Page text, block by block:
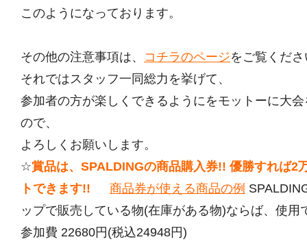
このようになっております。
その他の注意事項は、 コチラのページをご覧くだ
それではスタッフ一同総力を挙げて、
参加者の方が楽しくできるようにをモットーに大
ので、
よろしくお願いします。
☆賞品は、SPALDINGの商品購入券!! 優勝すれば2
トできます!!
商品券が使える商品の例
ップで販売している物(在庫がある物)ならば、使用
参加費 22680円(税込24948円)